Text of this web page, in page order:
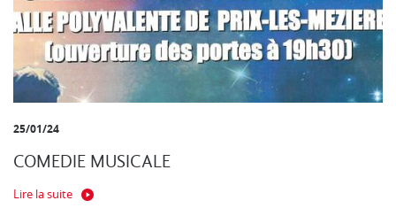
25/01/24
COMEDIE MUSICALE
Lire la suite